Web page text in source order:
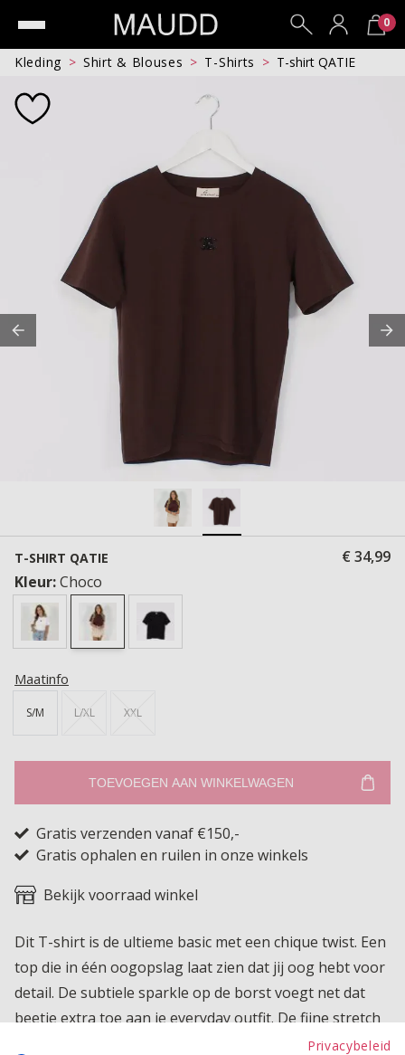
0
Kleding Shirt & Blouses T-Shirts T-shirt QATIE
T-SHIRT QATIE
€ 34,99
Kleur:Choco
Maatinfo
S/M L/XL XXL
TOEVOEGEN AAN WINKELWAGEN
Gratis verzenden vanaf €150,-
Gratis ophalen en ruilen in onze winkels
Bekijk voorraad winkel
Dit T-shirt is de ultieme basic met een chique twist. Een
top die in één oogopslag laat zien dat jij oog hebt voor
detail. De subtiele sparkle op de borst voegt net dat
beetje extra toe aan je everyday outfit. De fijne stretch
Privacybeleid